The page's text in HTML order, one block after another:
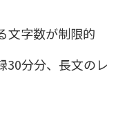
文字数が制限的
30分分、長文のレ